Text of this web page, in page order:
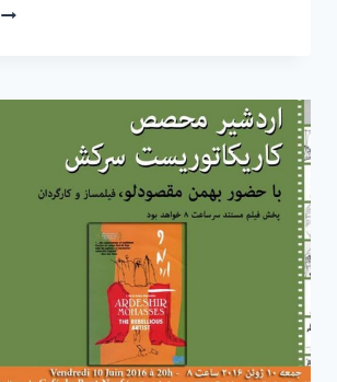
دیدار